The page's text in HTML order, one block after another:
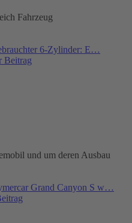
Fahrzeug
6-Zylinder: E…
Beitrag
und um deren Ausbau
Grand Canyon S w…